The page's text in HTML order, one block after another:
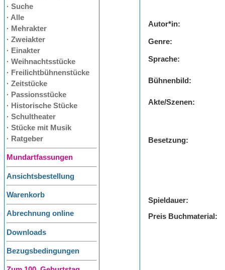
· Suche
· Alle
· Mehrakter
· Zweiakter
· Einakter
· Weihnachtsstücke
· Freilichtbühnenstücke
· Zeitstücke
· Passionsstücke
· Historische Stücke
· Schultheater
· Stücke mit Musik
· Ratgeber
Mundartfassungen
Ansichtsbestellung
Warenkorb
Abrechnung online
Downloads
Bezugsbedingungen
Autor*in:
Genre:
Sprache:
Bühnenbild:
Akte/Szenen:
Besetzung:
Spieldauer:
Preis Buchmaterial: